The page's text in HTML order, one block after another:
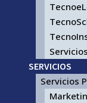
SERVICIOS
Servicios